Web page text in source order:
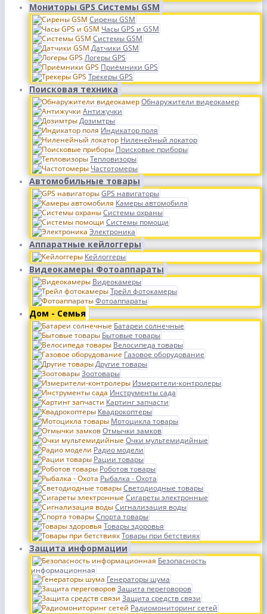
Мониторы GPS Системы GSM
Сирены GSM
Часы GPS и GSM
Системы GSM
Датчики GSM
Логеры GPS
Приёмники GPS
Трекеры GPS
Поисковая техника
Обнаружители видеокамер
Антижучки
Дозимтры
Индикатор поля
Ниленейный локатор
Поисковые приборы
Тепловизоры
Частотомеры
Автомобильные товары
GPS навигаторы
Камеры автомобиля
Системы охраны
Системы помощи
Электроника
Аппаратные кейлоггеры
Кейлоггеры
Видеокамеры Фотоаппараты
Видеокамеры
Трейл фотокамеры
Фотоаппараты
Дом - Семья
Батареи солнечные
Бытовые товары
Велосипеда товары
Газовое оборудование
Другие товары
Зоотовары
Измерители-контролеры
Инструменты сада
Картинг запчасти
Квадрокоптеры
Мотоцикла товары
Отмычки замков
Очки мультемидийные
Радио модели
Рации товары
Роботов товары
Рыбалка - Охота
Светодиодные товары
Сигареты электронные
Сигнализация воды
Спорта товары
Товары здоровья
Товары при бетствиях
Защита информации
Безопасность
информационная
Генераторы шума
Защита переговоров
Защита средств связи
Радиомониторинг сетей